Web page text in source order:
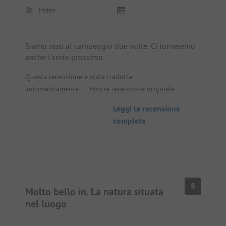
dei lettini in spiaggia (tipico dell'Italia), non
Nel complesso, una vacanza indimenticabile.
Grazie mille. Torneremmo di nuovo.
Peter
Siamo stati al campeggio due volte. Ci torneremo
anche l'anno prossimo.
Questa recensione è stata tradotta
automaticamente.
Mostra recensione originale
Leggi la recensione
completa
Molto bello in. La natura situata
nel luogo
8